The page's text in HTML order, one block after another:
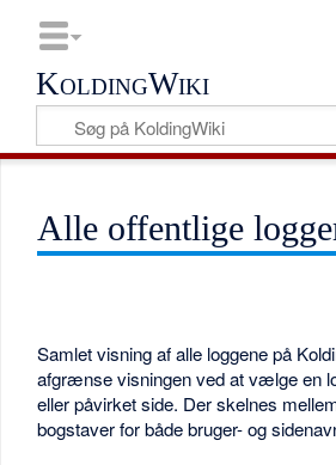
KoldingWiki
Alle offentlige
Samlet visning af alle loggene på
afgrænse visningen ved at vælge en
eller påvirket side. Der skelnes
bogstaver for både bruger- og